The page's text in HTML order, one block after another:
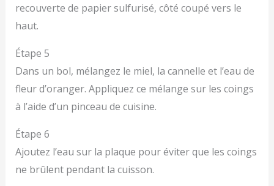
recouverte de papier sulfurisé, côté coupé vers le
haut.
Étape 5
Dans un bol, mélangez le miel, la cannelle et l’eau de
fleur d’oranger. Appliquez ce mélange sur les coings
à l’aide d’un pinceau de cuisine.
Étape 6
Ajoutez l’eau sur la plaque pour éviter que les coings
ne brûlent pendant la cuisson.